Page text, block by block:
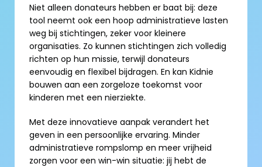
Niet alleen donateurs hebben er baat bij: deze
tool neemt ook een hoop administratieve lasten
weg bij stichtingen, zeker voor kleinere
organisaties. Zo kunnen stichtingen zich volledig
richten op hun missie, terwijl donateurs
eenvoudig en flexibel bijdragen. En kan Kidnie
bouwen aan een zorgeloze toekomst voor
kinderen met een nierziekte.
Met deze innovatieve aanpak verandert het
geven in een persoonlijke ervaring. Minder
administratieve rompslomp en meer vrijheid
zorgen voor een win-win situatie: jij hebt de